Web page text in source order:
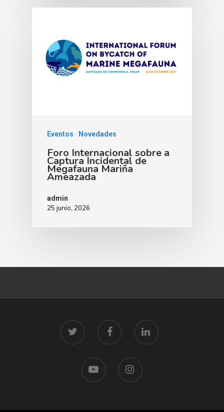
Eventos Novedades
Foro Internacional sobre a
Captura Incidental de
Megafauna Mariña
Ameazada
admin
25 junio, 2026